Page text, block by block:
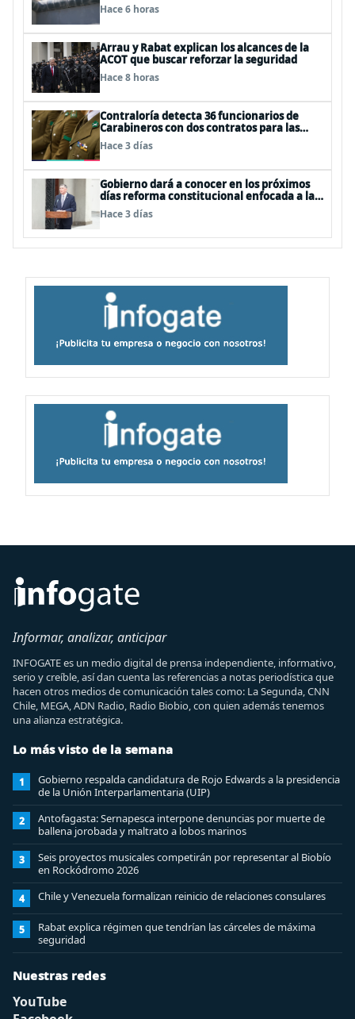
Hace 6 horas
Arrau y Rabat explican los alcances de la
ACOT que buscar reforzar la seguridad
Hace 8 horas
Contraloría detecta 36 funcionarios de
Carabineros con dos contratos para las
mismas funciones
Hace 3 días
Gobierno dará a conocer en los próximos
días reforma constitucional enfocada a la
seguridad
Hace 3 días
Informar, analizar, anticipar
INFOGATE es un medio digital de prensa independiente, informativo,
serio y creíble, así dan cuenta las referencias a notas periodística que
hacen otros medios de comunicación tales como: La Segunda, CNN
Chile, MEGA, ADN Radio, Radio Biobio, con quien además tenemos
una alianza estratégica.
Lo más visto de la semana
1
Gobierno respalda candidatura de Rojo Edwards a la presidencia
de la Unión Interparlamentaria (UIP)
2
Antofagasta: Sernapesca interpone denuncias por muerte de
ballena jorobada y maltrato a lobos marinos
3
Seis proyectos musicales competirán por representar al Biobío
en Rockódromo 2026
4 Chile y Venezuela formalizan reinicio de relaciones consulares
5
Rabat explica régimen que tendrían las cárceles de máxima
seguridad
Nuestras redes
YouTube